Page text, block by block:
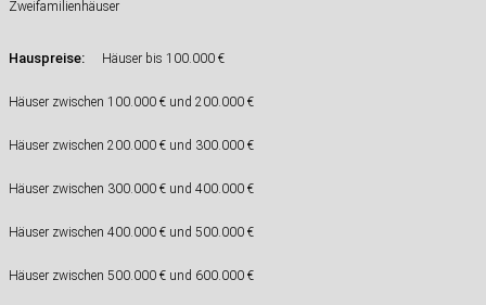
Zweifamilienhäuser
Hauspreise: Häuser bis 100.000 €
Häuser zwischen 100.000 € und 200.000 €
Häuser zwischen 200.000 € und 300.000 €
Häuser zwischen 300.000 € und 400.000 €
Häuser zwischen 400.000 € und 500.000 €
Häuser zwischen 500.000 € und 600.000 €